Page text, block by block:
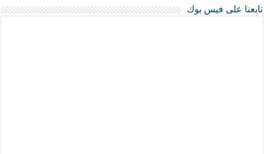
تابعنا على فيس بوك